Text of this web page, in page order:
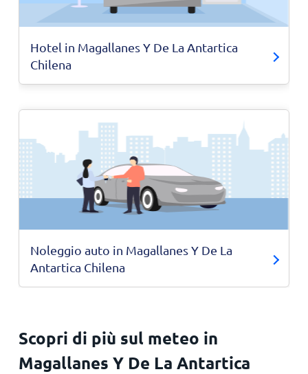
Hotel in Magallanes Y De La Antartica
Chilena
Noleggio auto in Magallanes Y De La
Antartica Chilena
Scopri di più sul meteo in
Magallanes Y De La Antartica